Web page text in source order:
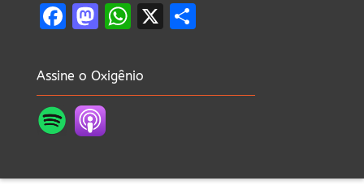
Facebook
Mastodon
WhatsApp
X
Assine o Oxigênio